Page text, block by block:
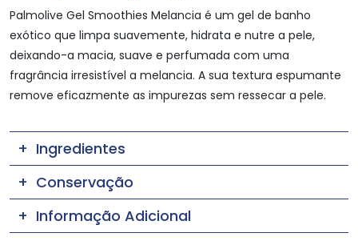
Palmolive Gel Smoothies Melancia é um gel de banho
exótico que limpa suavemente, hidrata e nutre a pele,
deixando-a macia, suave e perfumada com uma
fragrância irresistível a melancia. A sua textura espumante
remove eficazmente as impurezas sem ressecar a pele.
Ingredientes
Conservação
Informação Adicional